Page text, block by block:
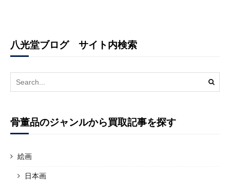
八光堂ブログ サイト内検索
Search
for:
骨董品のジャンルから買取記事を探す
絵画
日本画